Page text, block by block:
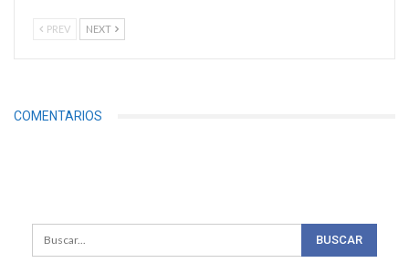
PREV NEXT
COMENTARIOS